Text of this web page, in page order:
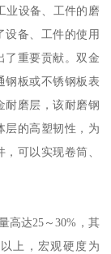
业设备、工件的磨
设备、工件的使用
了重要贡献。双金
钢板或不锈钢板表
耐磨层，该耐磨钢
层的高塑韧性，为
可以实现卷筒、
高达25～30%，其
上，宏观硬度为